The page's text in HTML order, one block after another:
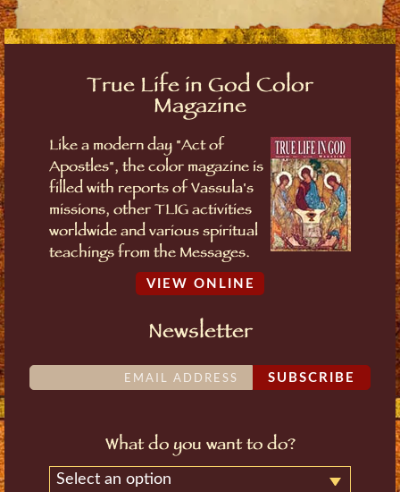
True Life in God Color
Magazine
Like a modern day "Act of
Apostles", the color magazine is
filled with reports of Vassula's
missions, other TLIG activities
worldwide and various spiritual
teachings from the Messages.
VIEW ONLINE
Newsletter
SUBSCRIBE
What do you want to do?
Select an option